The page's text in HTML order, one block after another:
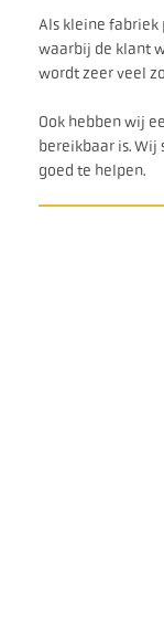
Als kleine fabriek
waarbij de klant
wordt zeer veel
Ook hebben wij
bereikbaar is.
goed te helpen.